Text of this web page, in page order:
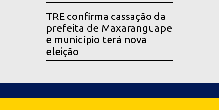
TRE confirma cassação da
prefeita de Maxaranguape
e município terá nova
eleição